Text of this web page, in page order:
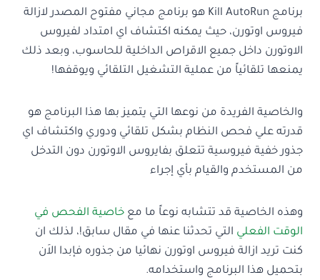
برنامج Kill AutoRun هو برنامج مجاني مفتوح المصدر لازالة
فيروس اوتورن، حيث يمكنه اكتشاف اي امتداد لفيروس
الاوتورن داخل جميع الاقراص الداخلية للحاسوب، وبعد ذلك
يمنعها تلقائياً من عملية التشغيل التلقائي ويوقفها!
والخاصية الفريدة من نوعها التي يتميز بها هذا البرنامج هو
قدرته علي فحص النظام بشكل تلقائي ودوري واكتشاف اي
جذور خفية فيروسية تتعلق بفايروس الاوتورن دون التدخل
من المستخدم والقيام بأي إجراء
وهذه الخاصية قد تتشابه نوعاً ما مع خاصية الفحص في
الوقت الفعلي التي تحدثنا عنها في مقال سابق!، لذلك ان
كنت تريد ازالة فيروس اوتورن نهائيا من جذوره فإبدا الاَن
بتحميل هذا البرنامج واستخدامه.